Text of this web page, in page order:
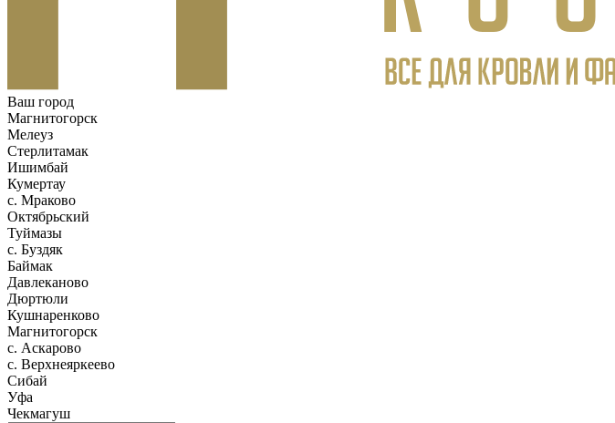
Ваш город
Магнитогорск
Мелеуз
Стерлитамак
Ишимбай
Кумертау
c. Мраково
Октябрьский
Туймазы
c. Буздяк
Баймак
Давлеканово
Дюртюли
Кушнаренково
Магнитогорск
с. Аскарово
с. Верхнеяркеево
Сибай
Уфа
Чекмагуш